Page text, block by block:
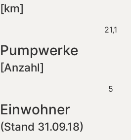
[km]
21,1
Pumpwerke
[Anzahl]
5
Einwohner
(Stand 31.09.18)